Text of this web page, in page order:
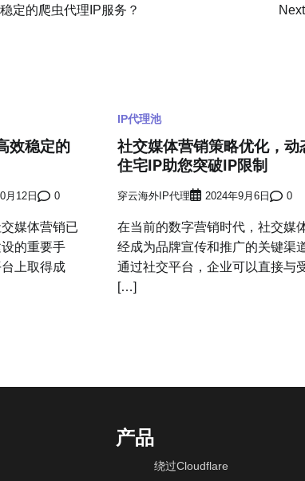
定的爬虫代理IP服务？
效稳定的
月12日 0
媒体营销已
的重要手
上取得成
IP代理池
社交媒体营销策略优化，动
住宅IP助您突破IP限制
穿云海外IP代理 2024年9月6日 0
在当前的数字营销时代，社交媒
经成为品牌宣传和推广的关键渠道
通过社交平台，企业可以直接与
[…]
产品
绕过Cloudflare